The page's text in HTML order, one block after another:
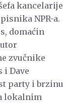
kancelarije
NPR-a.
domaćin
zvučnike
i Dave
party i brzinu
lokalnim